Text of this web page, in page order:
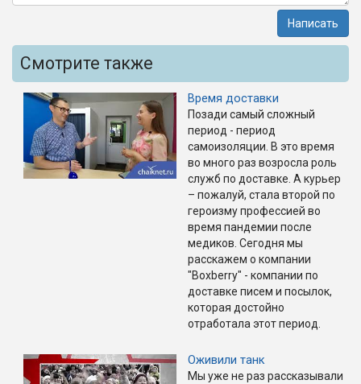
Написать
Смотрите также
Время доставки
Позади самый сложный
период - период
самоизоляции. В это время
во много раз возросла роль
служб по доставке. А курьер
– пожалуй, стала второй по
героизму профессией во
время пандемии после
медиков. Сегодня мы
расскажем о компании
"Boxberry" - компании по
доставке писем и посылок,
которая достойно
отработала этот период.
Оживили танк
Мы уже не раз рассказывали